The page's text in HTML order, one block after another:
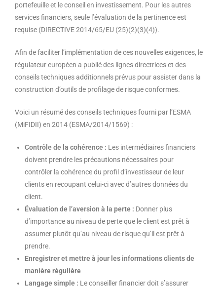
portefeuille et le conseil en investissement. Pour les autres
services financiers, seule l’évaluation de la pertinence est
requise (DIRECTIVE 2014/65/EU (25)(2)(3)(4)).
Afin de faciliter l’implémentation de ces nouvelles exigences, le
régulateur européen a publié des lignes directrices et des
conseils techniques additionnels prévus pour assister dans la
construction d’outils de profilage de risque conformes.
Voici un résumé des conseils techniques fourni par l’ESMA
(MiFIDII) en 2014 (ESMA/2014/1569) :
Contrôle de la cohérence : Les intermédiaires financiers
doivent prendre les précautions nécessaires pour
contrôler la cohérence du profil d’investisseur de leur
clients en recoupant celui-ci avec d’autres données du
client.
Évaluation de l’aversion à la perte : Donner plus
d’importance au niveau de perte que le client est prêt à
assumer plutôt qu’au niveau de risque qu’il est prêt à
prendre.
Enregistrer et mettre à jour les informations clients de
manière régulière
Langage simple : Le conseiller financier doit s’assurer